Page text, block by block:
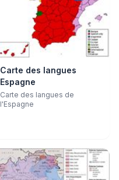
Carte des langues
Espagne
Carte des langues de
l'Espagne